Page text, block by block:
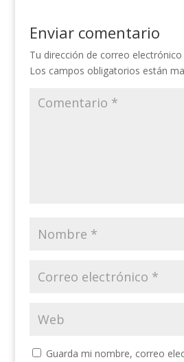
Enviar comentario
Tu dirección de correo
Los campos obligatorios están
Guarda mi nombre, correo